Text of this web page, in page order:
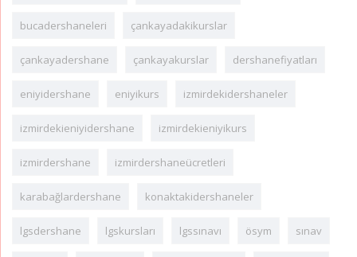
bucadershaneleri çankayadakikurslar
çankayadershane çankayakurslar dershanefiyatları
eniyidershane eniyikurs izmirdekidershaneler
izmirdekieniyidershane izmirdekieniyikurs
izmirdershane izmirdershaneücretleri
karabağlardershane konaktakidershaneler
lgsdershane lgskursları lgssınavı ösym sınav